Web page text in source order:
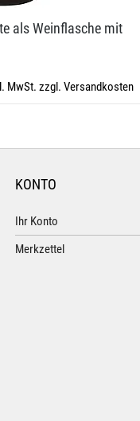
als Weinflasche mit
MwSt. zzgl. Versandkosten
KONTO
Ihr Konto
Merkzettel